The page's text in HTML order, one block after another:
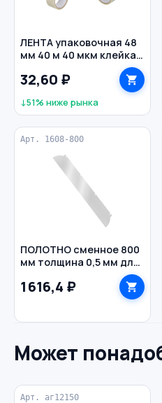
ЛЕНТА упаковочная 48
мм 40 м 40 мкм клейкая
32,60 ₽
↓51% ниже рынка
Арт. 1608-800
ПОЛОТНО сменное 800
мм толщина 0,5 мм для
VERTEXTOOLS
1 616,4 ₽
Может
Арт. аг12150